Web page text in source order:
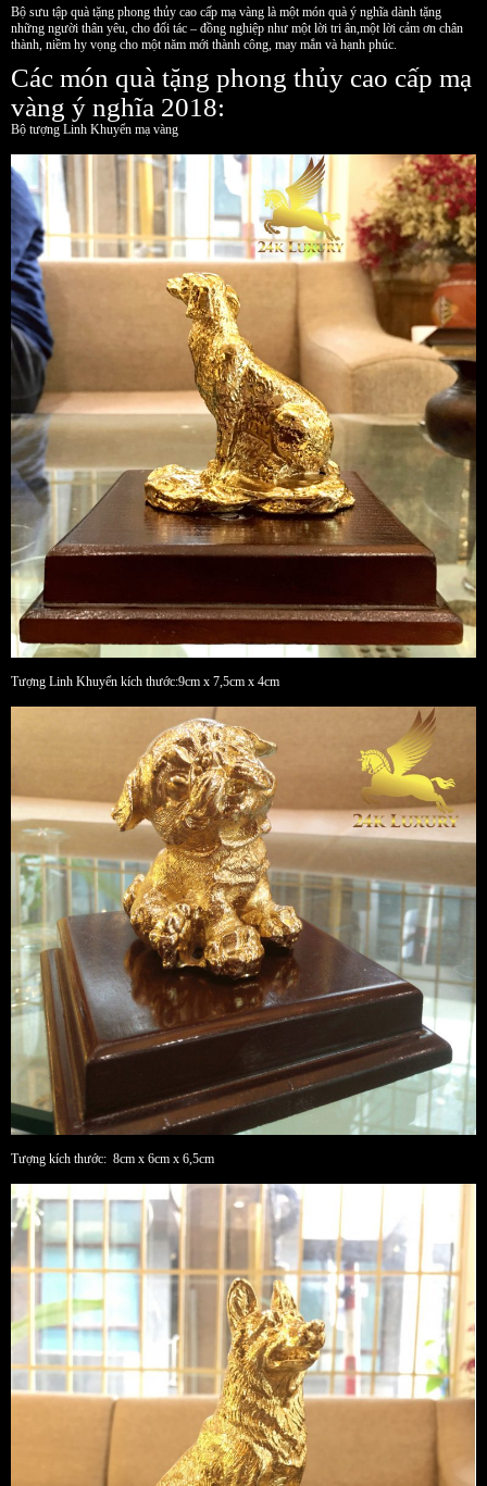
Bộ sưu tập quà tặng phong thủy cao cấp mạ vàng là một món quà ý nghĩa dành tặng
những người thân yêu, cho đối tác – đồng nghiệp như một lời tri ân,một lời cảm ơn chân
thành, niềm hy vọng cho một năm mới thành công, may mắn và hạnh phúc.
Các món quà tặng phong thủy cao cấp mạ
vàng ý nghĩa 2018:
Bộ tượng Linh Khuyển mạ vàng
Tượng Linh Khuyển kích thước:9cm x 7,5cm x 4cm
Tượng kích thước: 8cm x 6cm x 6,5cm